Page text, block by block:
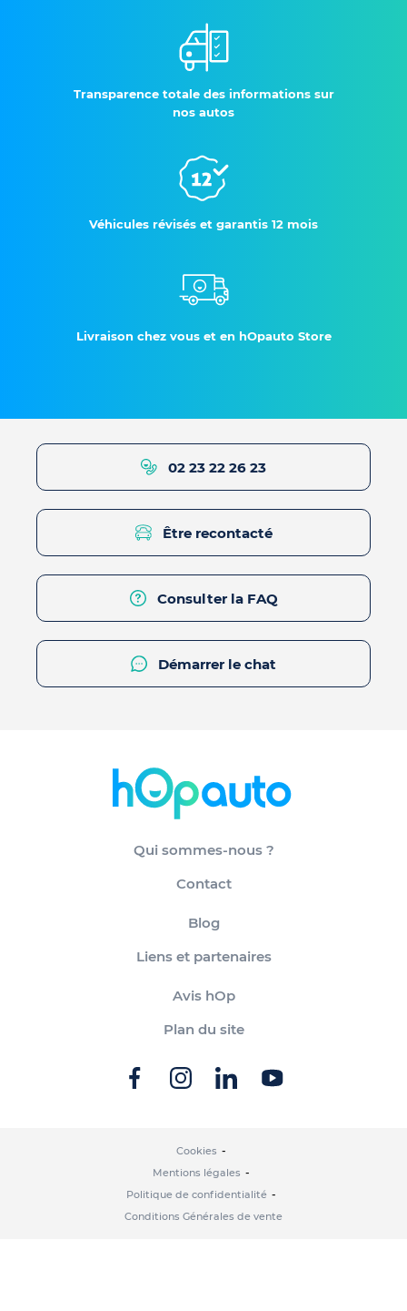
Transparence totale des informations sur
nos autos
Véhicules révisés et garantis 12 mois
Livraison chez vous et en hOpauto Store
02 23 22 26 23
Être recontacté
Consulter la FAQ
Démarrer le chat
Qui sommes-nous ?
Contact
Blog
Liens et partenaires
Avis hOp
Plan du site
Cookies
Mentions légales
Politique de confidentialité
Conditions Générales de vente